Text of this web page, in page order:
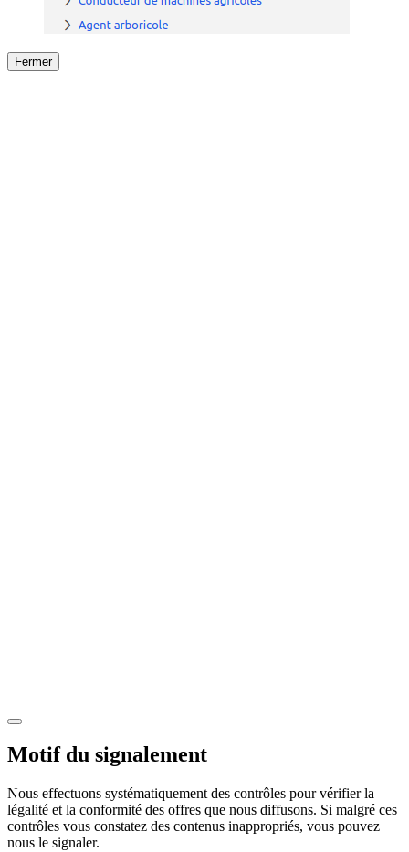
Fermer
Motif du signalement
Nous effectuons systématiquement des contrôles pour vérifier la
légalité et la conformité des offres que nous diffusons. Si malgré ces
contrôles vous constatez des contenus inappropriés, vous pouvez
nous le signaler.